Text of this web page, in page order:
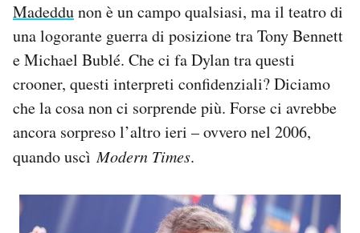
Madeddunon è un campo qualsiasi, ma il teatro di
una logorante guerra di posizione tra Tony Bennett
e Michael Bublé. Che ci fa Dylan tra questi
crooner, questi interpreti confidenziali? Diciamo
che la cosa non ci sorprende più. Forse ci avrebbe
ancora sorpreso l’altro ieri – ovvero nel 2006,
quando uscìModern Times.